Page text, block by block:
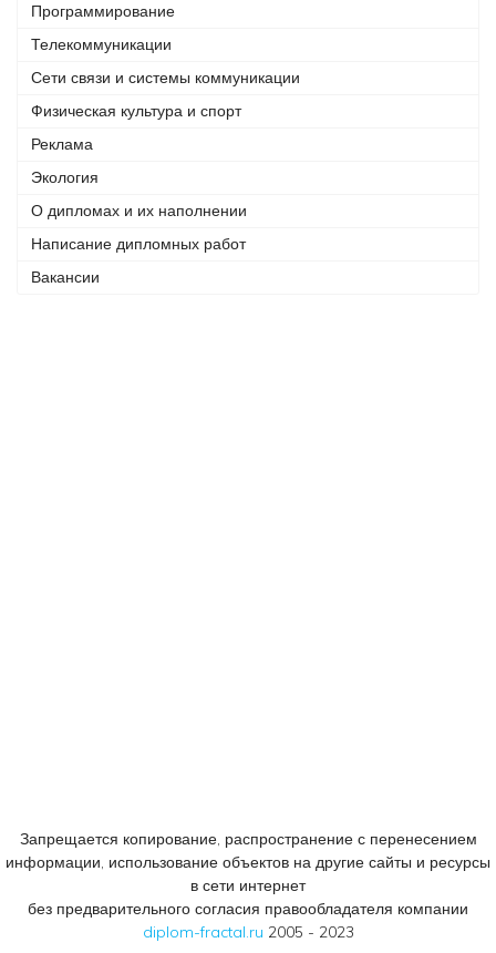
Программирование
Телекоммуникации
Сети связи и системы коммуникации
Физическая культура и спорт
Реклама
Экология
О дипломах и их наполнении
Написание дипломных работ
Вакансии
Запрещается копирование, распространение с перенесением
информации, использование объектов на другие сайты и ресурсы
в сети интернет
без предварительного согласия правообладателя компании
diplom-fractal.ru 2005 - 2023